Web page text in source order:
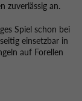
zuverlässig an.
Spiel schon bei
einsetzbar in
auf Forellen